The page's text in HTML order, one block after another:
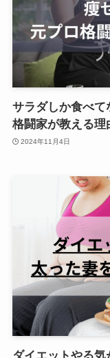
サラダしか食べて
格闘家が教える理
2024年11月4日